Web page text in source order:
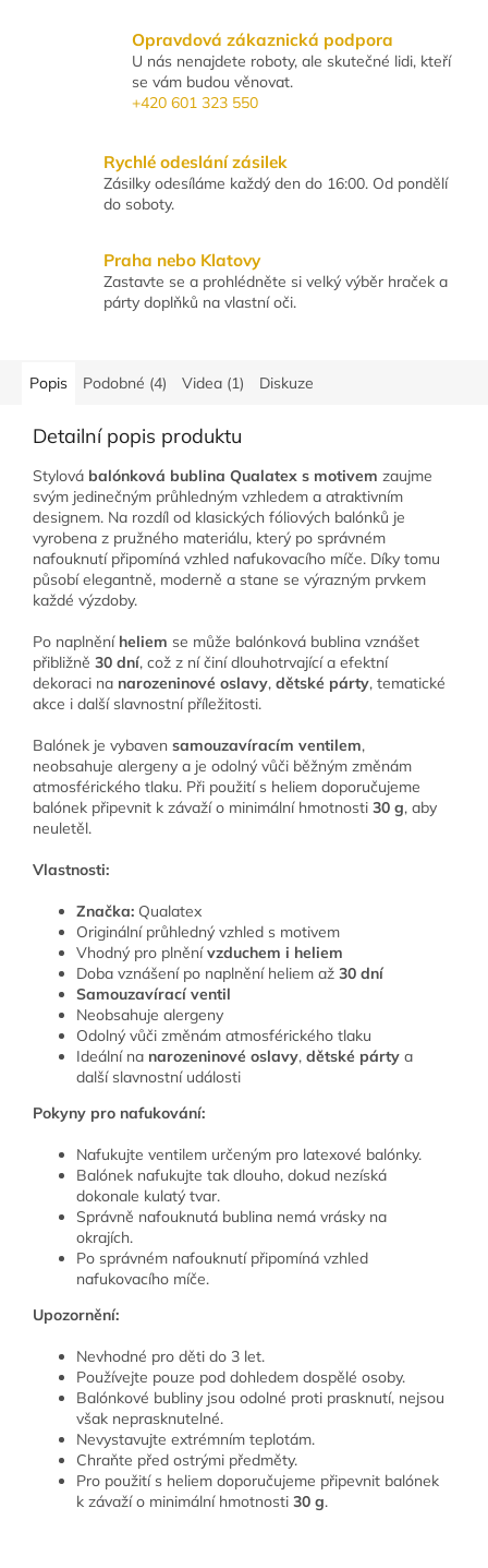
Opravdová zákaznická podpora
U nás nenajdete roboty, ale skutečné lidi, kteří
se vám budou věnovat.
+420 601 323 550
Rychlé odeslání zásilek
Zásilky odesíláme každý den do 16:00. Od pondělí
do soboty.
Praha nebo Klatovy
Zastavte se a prohlédněte si velký výběr hraček a
párty doplňků na vlastní oči.
Popis Podobné (4) Videa (1) Diskuze
Detailní popis produktu
Stylová balónková bublina Qualatex s motivem zaujme
svým jedinečným průhledným vzhledem a atraktivním
designem. Na rozdíl od klasických fóliových balónků je
vyrobena z pružného materiálu, který po správném
nafouknutí připomíná vzhled nafukovacího míče. Díky tomu
působí elegantně, moderně a stane se výrazným prvkem
každé výzdoby.
Po naplnění heliem se může balónková bublina vznášet
přibližně 30 dní, což z ní činí dlouhotrvající a efektní
dekoraci na narozeninové oslavy, dětské párty, tematické
akce i další slavnostní příležitosti.
Balónek je vybaven samouzavíracím ventilem,
neobsahuje alergeny a je odolný vůči běžným změnám
atmosférického tlaku. Při použití s heliem doporučujeme
balónek připevnit k závaží o minimální hmotnosti 30 g, aby
neuletěl.
Vlastnosti:
Značka: Qualatex
Originální průhledný vzhled s motivem
Vhodný pro plněnívzduchem i heliem
Doba vznášení po naplnění heliem až 30 dní
Samouzavírací ventil
Neobsahuje alergeny
Odolný vůči změnám atmosférického tlaku
Ideální na narozeninové oslavy, dětské párty a
další slavnostní události
Pokyny pro nafukování:
Nafukujte ventilem určeným pro latexové balónky.
Balónek nafukujte tak dlouho, dokud nezíská
dokonale kulatý tvar.
Správně nafouknutá bublina nemá vrásky na
okrajích.
Po správném nafouknutí připomíná vzhled
nafukovacího míče.
Upozornění:
Nevhodné pro děti do 3 let.
Používejte pouze pod dohledem dospělé osoby.
Balónkové bubliny jsou odolné proti prasknutí, nejsou
však neprasknutelné.
Nevystavujte extrémním teplotám.
Chraňte před ostrými předměty.
Pro použití s heliem doporučujeme připevnit balónek
k závaží o minimální hmotnosti 30 g.